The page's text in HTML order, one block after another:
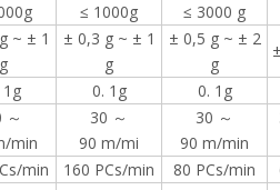
≤ 1000g ≤ 3000 g
~ ± 1
g
± 0,3 g ~ ± 1
g
± 0,5 g ~ ± 2
g
1g 0. 1g 0. 1g
～
min
30 ～
90 m/mi
30 ～
90 m/min
min 160 PCs/min 80 PCs/min